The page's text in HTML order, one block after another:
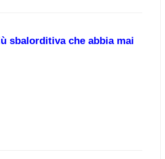
sbalorditiva che abbia mai